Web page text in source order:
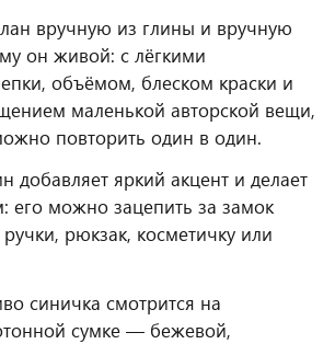
вручную из глины и вручную
он живой: с лёгкими
объёмом, блеском краски и
маленькой авторской вещи,
повторить один в один.
добавляет яркий акцент и делает
его можно зацепить за замок
рюкзак, косметичку или
синичка смотрится на
сумке — бежевой,